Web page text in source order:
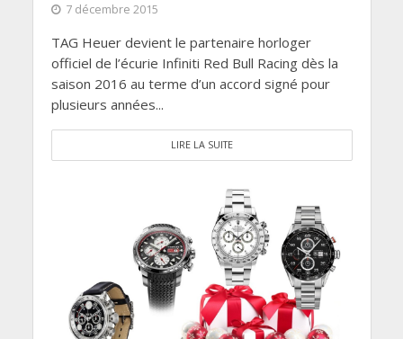
7 décembre 2015
TAG Heuer devient le partenaire horloger
officiel de l’écurie Infiniti Red Bull Racing dès la
saison 2016 au terme d’un accord signé pour
plusieurs années...
LIRE LA SUITE